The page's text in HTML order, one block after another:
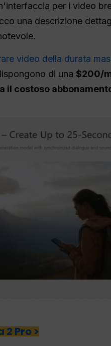
per i video
una descrizione
video della durata
di una $200/
il costoso
2 Pro >